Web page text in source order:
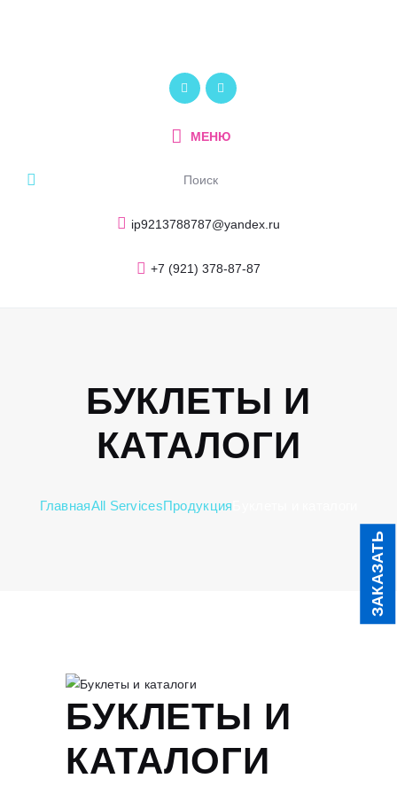
МЕНЮ
ip9213788787@yandex.ru
+7 (921) 378-87-87
БУКЛЕТЫ И
КАТАЛОГИ
ГлавнаяAll ServicesПродукция
ПОЛИКОМ
Рекламно-производственный центр
Услуги и продукция
БУКЛЕТЫ И
КАТАЛОГИ
ЗАКАЗАТЬ